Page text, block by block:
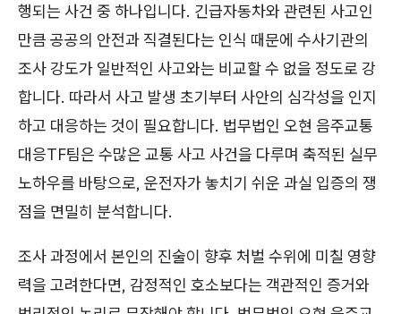
행되는 사건 중 하나입니다. 긴급자동차와 관련된 사고인
만큼 공공의 안전과 직결된다는 인식 때문에 수사기관의
조사 강도가 일반적인 사고와는 비교할 수 없을 정도로 강
합니다. 따라서 사고 발생 초기부터 사안의 심각성을 인지
하고 대응하는 것이 필요합니다. 법무법인 오현 음주교통
대응TF팀은 수많은 교통 사고 사건을 다루며 축적된 실무
노하우를 바탕으로, 운전자가 놓치기 쉬운 과실 입증의 쟁
점을 면밀히 분석합니다.
조사 과정에서 본인의 진술이 향후 처벌 수위에 미칠 영향
력을 고려한다면, 감정적인 호소보다는 객관적인 증거와